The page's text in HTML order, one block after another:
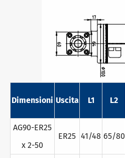
Dimensioni Uscita L1 L2
AG90-ER25
x 2-50
ER25 41/48 65/80